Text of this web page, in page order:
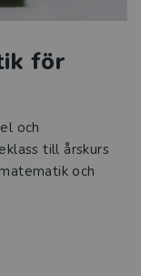
för
och
till årskurs
och